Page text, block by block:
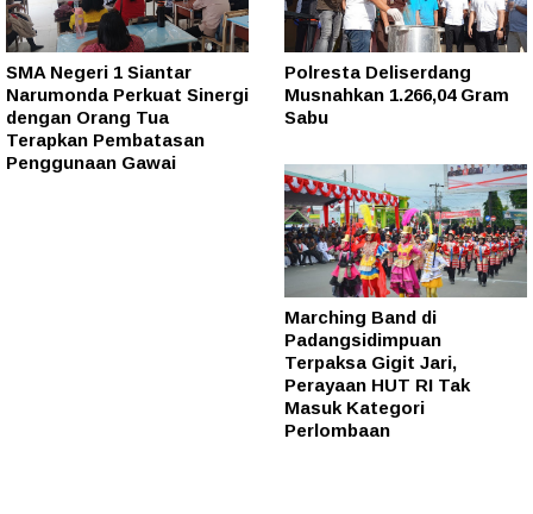
SMA Negeri 1 Siantar
Narumonda Perkuat Sinergi
dengan Orang Tua
Terapkan Pembatasan
Penggunaan Gawai
Polresta Deliserdang
Musnahkan 1.266,04 Gram
Sabu
Marching Band di
Padangsidimpuan
Terpaksa Gigit Jari,
Perayaan HUT RI Tak
Masuk Kategori
Perlombaan